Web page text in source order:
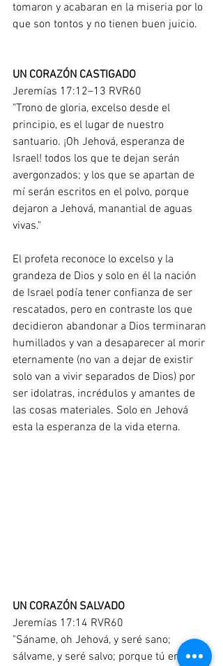
tomaron y acabaran en la miseria por lo
que son tontos y no tienen buen juicio.
UN CORAZÓN CASTIGADO
Jeremías 17:12–13 RVR60
"Trono de gloria, excelso desde el
principio, es el lugar de nuestro
santuario. ¡Oh Jehová, esperanza de
Israel! todos los que te dejan serán
avergonzados; y los que se apartan de
mí serán escritos en el polvo, porque
dejaron a Jehová, manantial de aguas
vivas."
El profeta reconoce lo excelso y la
grandeza de Dios y solo en él la nación
de Israel podía tener confianza de ser
rescatados, pero en contraste los que
decidieron abandonar a Dios terminaran
humillados y van a desaparecer al morir
eternamente (no van a dejar de existir
solo van a vivir separados de Dios) por
ser idolatras, incrédulos y amantes de
las cosas materiales. Solo en Jehová
esta la esperanza de la vida eterna.
UN CORAZÓN SALVADO
Jeremías 17:14 RVR60
"Sáname, oh Jehová, y seré sano;
sálvame, y seré salvo; porque tú eres mi